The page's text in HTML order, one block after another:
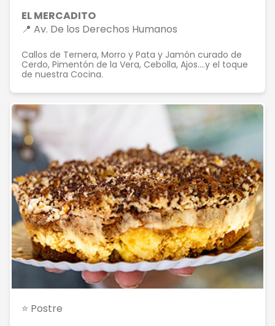
EL MERCADITO
📍 Av. De los Derechos Humanos
Callos de Ternera, Morro y Pata y Jamón curado de
Cerdo, Pimentón de la Vera, Cebolla, Ajos….y el toque
de nuestra Cocina.
⭐ Postre